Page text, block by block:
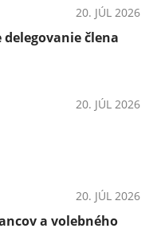
20. JÚL 2026
člena
20. JÚL 2026
20. JÚL 2026
a volebného